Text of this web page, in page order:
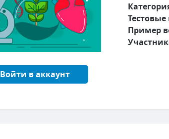
Войти в аккаунт
Пример